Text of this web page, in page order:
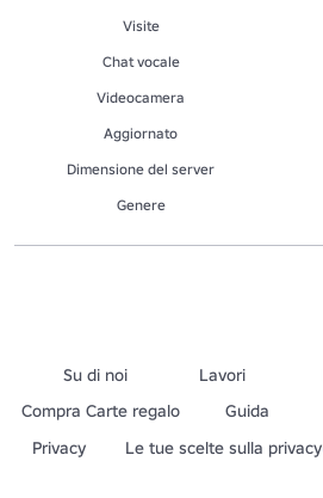
Visite
Chat vocale
Videocamera
Aggiornato
Dimensione del server
Genere
Su di noi Lavori
Compra Carte regalo
Guida
Privacy
Le tue scelte sulla privacy